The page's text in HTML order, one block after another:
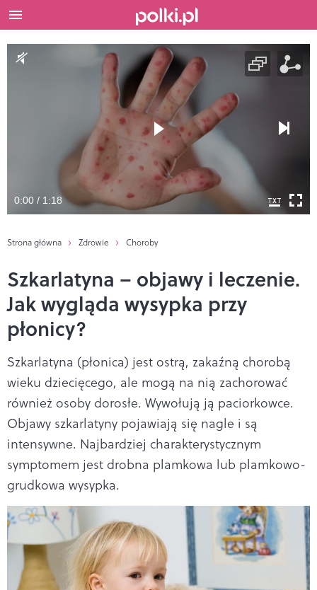
0:00 / 1:18
Strona główna Zdrowie Choroby
Szkarlatyna – objawy i leczenie.
Jak wygląda wysypka przy
płonicy?
Szkarlatyna (płonica) jest ostrą, zakaźną chorobą
wieku dziecięcego, ale mogą na nią zachorować
również osoby dorosłe. Wywołują ją paciorkowce.
Objawy szkarlatyny pojawiają się nagle i są
intensywne. Najbardziej charakterystycznym
symptomem jest drobna plamkowa lub plamkowo-
grudkowa wysypka.